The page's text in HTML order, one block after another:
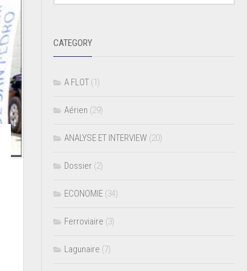
CATEGORY
A FLOT (1)
Aérien (29)
ANALYSE ET INTERVIEW (20)
Dossier (2)
ECONOMIE (34)
Ferroviaire (3)
Lagunaire (7)